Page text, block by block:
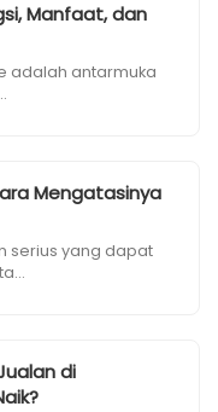
Manfaat, dan
adalah antarmuka
Mengatasinya
serius yang dapat
di